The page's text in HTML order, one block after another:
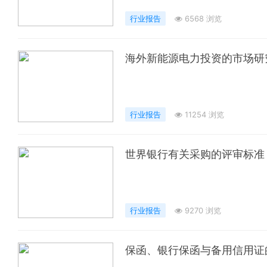
行业报告 6568 浏览
海外新能源电力投资的市场
行业报告 11254 浏览
世界银行有关采购的评审标准
行业报告 9270 浏览
保函、银行保函与备用信用证